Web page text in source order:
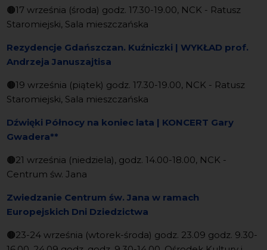
🟤17 września (środa) godz. 17.30-19.00, NCK - Ratusz
Staromiejski, Sala mieszczańska
Rezydencje Gdańszczan. Kuźniczki | WYKŁAD prof.
Andrzeja Januszajtisa
🟤19 września (piątek) godz. 17.30-19.00, NCK - Ratusz
Staromiejski, Sala mieszczańska
Dźwięki Północy na koniec lata | KONCERT Gary
Gwadera**
🟤21 września (niedziela), godz. 14.00-18.00, NCK -
Centrum św. Jana
Zwiedzanie Centrum św. Jana w ramach
Europejskich Dni Dziedzictwa
🟤23-24 września (wtorek-środa) godz. 23.09 godz. 9.30-